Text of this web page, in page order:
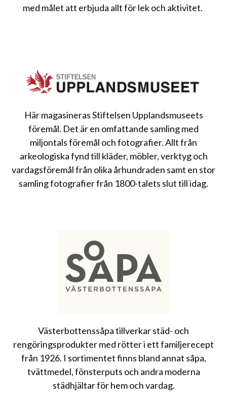
med målet att erbjuda allt för lek och aktivitet.
Här magasineras Stiftelsen Upplandsmuseets
föremål. Det är en omfattande samling med
miljontals föremål och fotografier. Allt från
arkeologiska fynd till kläder, möbler, verktyg och
vardagsföremål från olika århundraden samt en stor
samling fotografier från 1800-talets slut till idag.
Västerbottenssåpa tillverkar städ- och
rengöringsprodukter med rötter i ett familjerecept
från 1926. I sortimentet finns bland annat såpa,
tvättmedel, fönsterputs och andra moderna
städhjältar för hem och vardag.